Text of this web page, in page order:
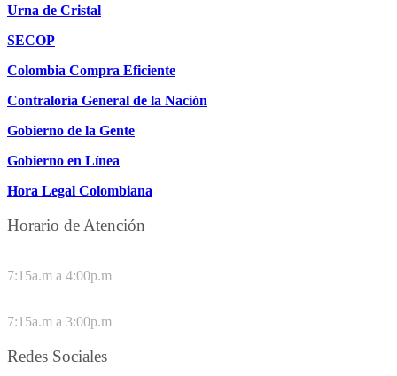
Urna de Cristal
SECOP
Colombia Compra Eficiente
Contraloría General de la Nación
Gobierno de la Gente
Gobierno en Línea
Hora Legal Colombiana
Horario de Atención
7:15a.m a 4:00p.m
7:15a.m a 3:00p.m
Redes Sociales